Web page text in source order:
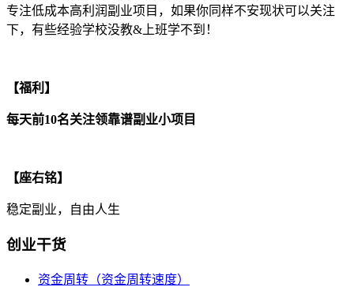
专注低成本高利润副业项目，如果你同样不安现状可以关注
下，有些经验学校没教&上班学不到！
【福利】
每天前10名关注领靠谱副业小项目
【座右铭】
稳定副业，自由人生
创业干货
资金周转（资金周转速度）